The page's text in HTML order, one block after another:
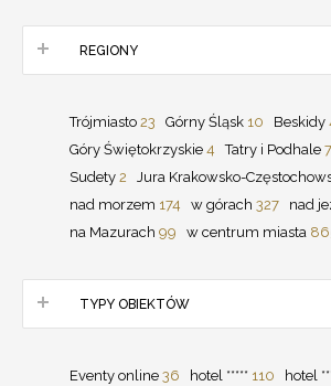
REGIONY
Trójmiasto 23 Górny Śląsk 10 Beskidy
Góry Świętokrzyskie 4 Tatry i Podhale 7
Sudety 2 Jura Krakowsko-
nad morzem 174 w górach 327 nad
na Mazurach 99 w centrum miasta
TYPY OBIEKTÓW
Eventy online 36 hotel ***** 110 hotel